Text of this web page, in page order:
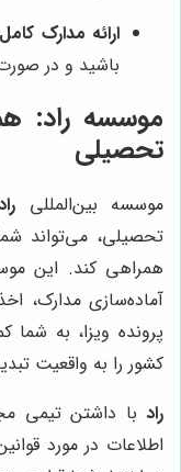
ارائه مدارک
باشید و در صورت
موسسه راد:
تحصیلی
موسسه بین‌المللی
تحصیلی، می‌تواند
همراهی کند. این
آماده‌سازی مدارک،
پرونده ویزا، به
کشور را به واقعیت
راد با داشتن تیمی
اطلاعات در مورد